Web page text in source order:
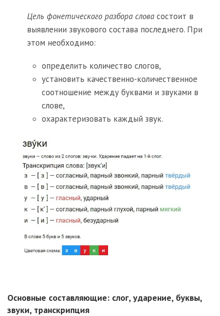
Цель фонетического разбора слова состоит в
выявлении звукового состава последнего. При
этом необходимо:
определить количество слогов,
установить качественно-количественное
соотношение между буквами и звуками в
слове,
охарактеризовать каждый звук.
Основные составляющие: слог, ударение, буквы,
звуки, транскрипция